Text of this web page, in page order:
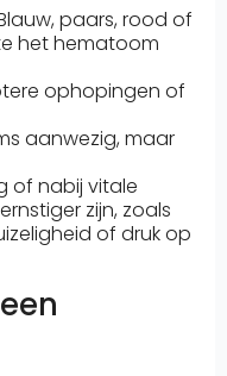
paars, rood of
het hematoom
ophopingen of
aanwezig, maar
of nabij vitale
zijn, zoals
of druk op